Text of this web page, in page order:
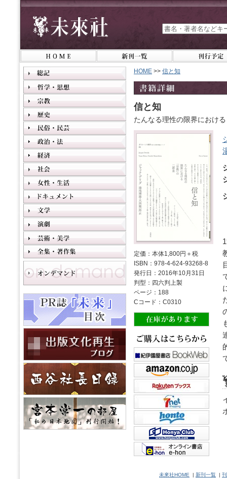
HOME >> 信と知
信と知
たんなる理性の限界におけ
定価：本体1,800円＋税
ISBN：978-4-624-93268-8
発行日：2016年10月31日
判型：四六判上製
ページ：188
Cコード：C0310
未來社HOME | 新刊一覧 |